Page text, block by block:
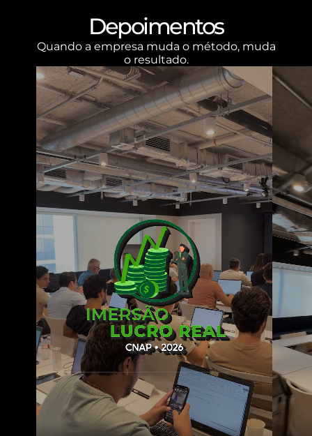
Depoimentos
Quando a empresa muda o método, muda
o resultado.